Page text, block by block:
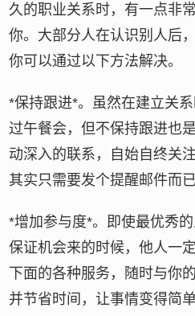
久的职业关系时，有一点非
你。大部分人在认识别人后
你可以通过以下方法解决。
*保持跟进*。虽然在建立关
过午餐会，但不保持跟进也
动深入的联系，自始自终关
其实只需要发个提醒邮件而已
*增加参与度*。即使最优秀
保证机会来的时候，他人一
下面的各种服务，随时与你
并节省时间，让事情变得简单